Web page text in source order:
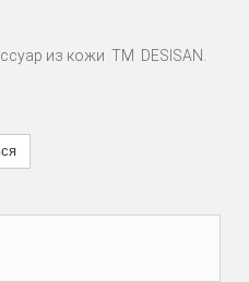
из кожиTM DESISAN